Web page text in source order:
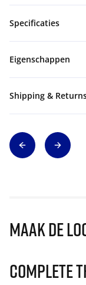
Specificaties
Eigenschappen
Shipping &
Maak de
Complete